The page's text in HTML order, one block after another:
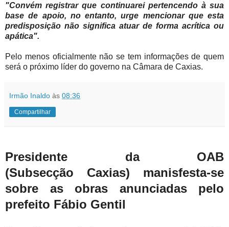
"Convém registrar que continuarei pertencendo à sua
base de apoio, no entanto, urge mencionar que esta
predisposição não significa atuar de forma acrítica ou
apática".
Pelo menos oficialmente não se tem informações de quem
será o próximo líder do governo na Câmara de Caxias.
Irmão Inaldo às 08:36
Compartilhar
Presidente da OAB
(Subsecção Caxias) manisfesta-se
sobre as obras anunciadas pelo
prefeito Fábio Gentil